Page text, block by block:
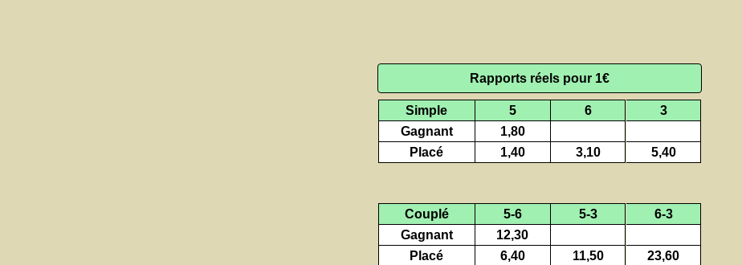
Rapports réels pour 1€
Simple 5 6
3
Gagnant
1,80
Placé
1,40 3,10 5,40
Couplé 5-6 5-3
6-3
Gagnant
12,30
Placé
6,40 11,50 23,60